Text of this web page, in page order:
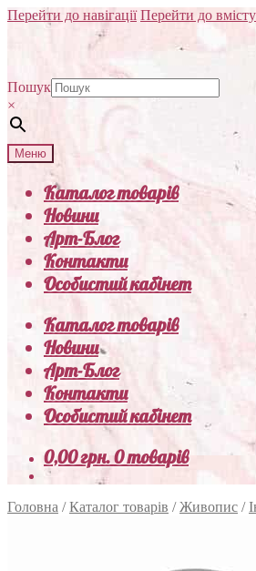
Перейти до навігації Перейти до вмісту
Пошук
×
Меню
Каталог товарів
Новини
Арт-Блог
Контакти
Особистий кабінет
Каталог товарів
Новини
Арт-Блог
Контакти
Особистий кабінет
0,00грн.0 товарів
Головна /Каталог товарів /Живопис /